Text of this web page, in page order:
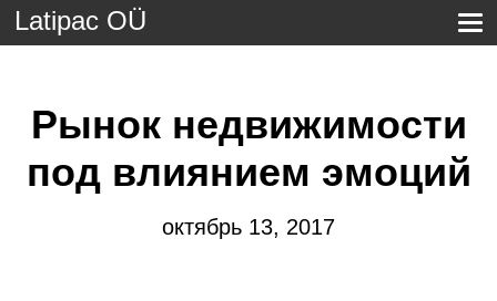
Latipac OÜ
Рынок недвижимости
под влиянием эмоций
октябрь 13, 2017